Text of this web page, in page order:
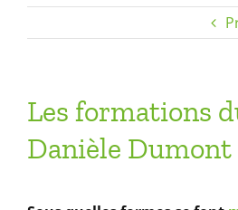
Les formations
Danièle Dumont